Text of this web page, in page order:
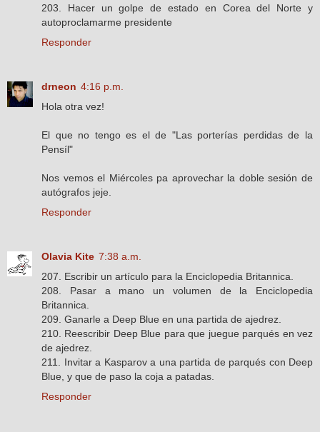
203. Hacer un golpe de estado en Corea del Norte y
autoproclamarme presidente
Responder
drneon 4:16 p.m.
Hola otra vez!
El que no tengo es el de "Las porterías perdidas de la
Pensíl"
Nos vemos el Miércoles pa aprovechar la doble sesión de
autógrafos jeje.
Responder
Olavia Kite 7:38 a.m.
207. Escribir un artículo para la Enciclopedia Britannica.
208. Pasar a mano un volumen de la Enciclopedia
Britannica.
209. Ganarle a Deep Blue en una partida de ajedrez.
210. Reescribir Deep Blue para que juegue parqués en vez
de ajedrez.
211. Invitar a Kasparov a una partida de parqués con Deep
Blue, y que de paso la coja a patadas.
Responder